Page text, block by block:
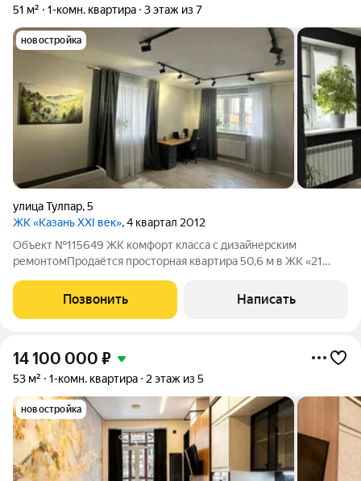
51 м² 1-комн. квартира 3 этаж из 7
новостройка
улица Тулпар,5
ЖК «Казань XXI век», 4 квартал 2012
Объект №115649 ЖК комфорт класса с дизайнерским
ремонтомПродаётся просторная квартира 50,6 м в ЖК «21
(посудомоечная машина,
Позвонить Написать
14 100 000 ₽
53 м² 1-комн. квартира 2 этаж из 5
новостройка